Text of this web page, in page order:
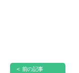
< 前の記事